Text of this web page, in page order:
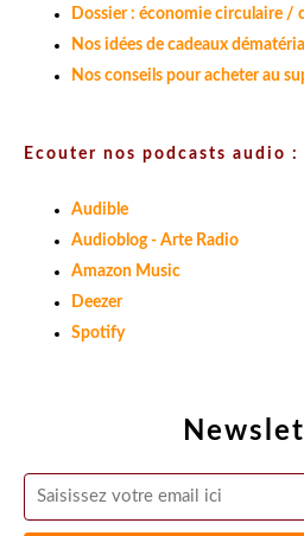
Dossier : économie circulaire /
Nos idées de cadeaux
Nos conseils pour acheter au
Ecouter nos podcasts audio :
Audible
Audioblog - Arte Radio
Amazon Music
Deezer
Spotify